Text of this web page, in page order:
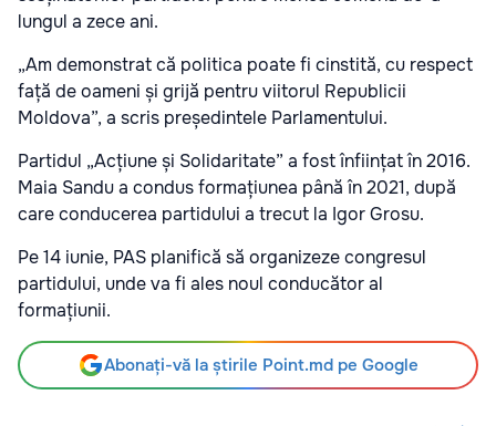
lungul a zece ani.
„Am demonstrat că politica poate fi cinstită, cu respect
față de oameni și grijă pentru viitorul Republicii
Moldova”, a scris președintele Parlamentului.
Partidul „Acțiune și Solidaritate” a fost înființat în 2016.
Maia Sandu a condus formațiunea până în 2021, după
care conducerea partidului a trecut la Igor Grosu.
Pe 14 iunie, PAS planifică să organizeze congresul
partidului, unde va fi ales noul conducător al
formațiunii.
Abonați-vă la știrile Point.md pe Google